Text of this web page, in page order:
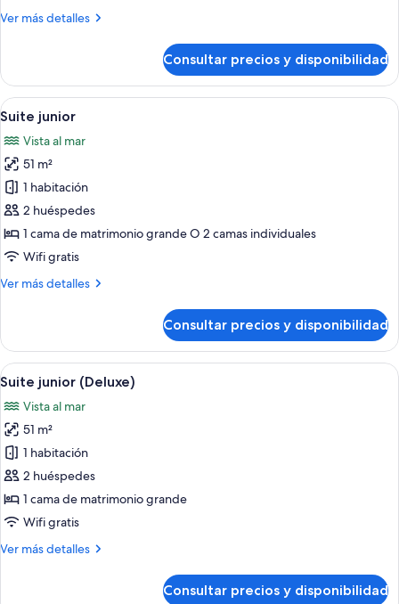
Ver más detalles
Más
junior
(Single
Use)
Consultar precios y disponibilidad
Abrir
todas
las
fotos
de
Suite
junior
Habitación de hotel con una cama
5
Suite junior
Vista al mar
51 m²
1 habitación
2 huéspedes
1 cama de matrimonio grande O 2 camas individuales
Wifi gratis
Ver más detalles
Más
junior
Consultar precios y disponibilidad
Abrir
todas
las
fotos
de
Suite
junior
(Deluxe)
5
Suite junior (Deluxe)
Vista al mar
51 m²
1 habitación
2 huéspedes
1 cama de matrimonio grande
Wifi gratis
Ver más detalles
Más
Consultar precios y disponibilidad